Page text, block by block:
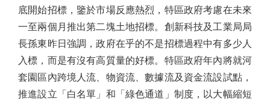
底開始招標，鑒於市場反應熱烈，特區政府考慮在未來
一至兩個月推出第二塊土地招標。創新科技及工業局局
長孫東昨日強調，政府在乎的不是招標過程中有多少人
入標，而是有沒有高質量的好標。特區政府年內將就河
套園區內跨境人流、物資流、數據流及資金流設試點，
推進設立「白名單」和「綠色通道」制度，以大幅縮短